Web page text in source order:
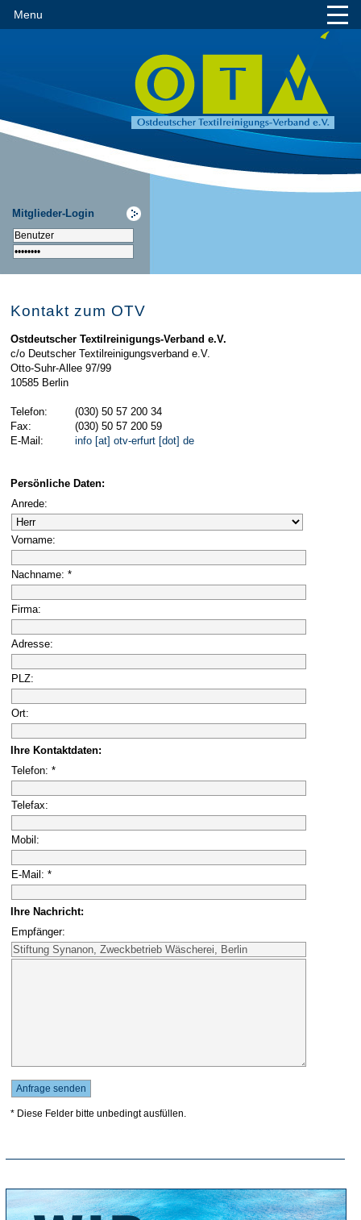
Menu
Mitglieder-Login
Kontakt zum OTV
Ostdeutscher Textilreinigungs-Verband e.V.
c/o Deutscher Textilreinigungsverband e.V.
Otto-Suhr-Allee 97/99
10585 Berlin
Telefon:
(030) 50 57 200 34
Fax:
(030) 50 57 200 59
E-Mail:
info [at] otv-erfurt [dot] de
Persönliche Daten:
Anrede:
Vorname:
Nachname: *
Firma:
Adresse:
PLZ:
Ort:
Ihre Kontaktdaten:
Telefon: *
Telefax:
Mobil:
E-Mail: *
Ihre Nachricht:
Empfänger:
* Diese Felder bitte unbedingt ausfüllen.